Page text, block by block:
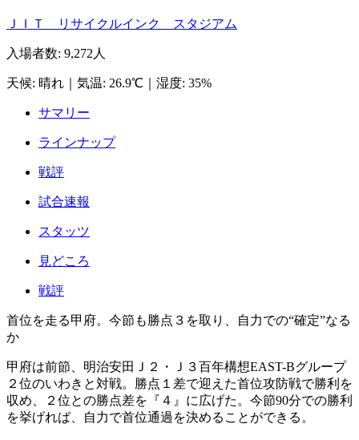
ＪＩＴ リサイクルインク スタジアム
入場者数: 9,272人
天候: 晴れ 気温: 26.9℃ 湿度: 35%
サマリー
ラインナップ
戦評
試合速報
スタッツ
見どころ
戦評
首位を走る甲府。今節も勝点３を取り、自力での“確定”なる
か
甲府は前節、明治安田Ｊ２・Ｊ３百年構想EAST-Bグループ
２位のいわきと対戦。勝点１差で迎えた首位攻防戦で勝利を
収め、２位との勝点差を『４』に広げた。今節90分での勝利
を挙げれば、自力で首位通過を決めることができる。